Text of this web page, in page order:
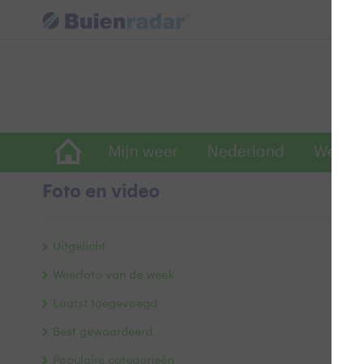
Mijn weer Nederland
Foto en video
Uitgelicht
Weerfoto van de week
Laatst toegevoegd
Best gewaardeerd
Populaire categorieën